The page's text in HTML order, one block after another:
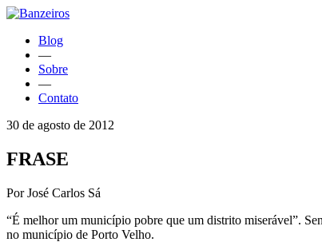
Blog
—
Sobre
—
Contato
30 de agosto de 2012
FRASE
Por José Carlos Sá
“É melhor um município pobre que um distrito miserável”.
no município de Porto Velho.